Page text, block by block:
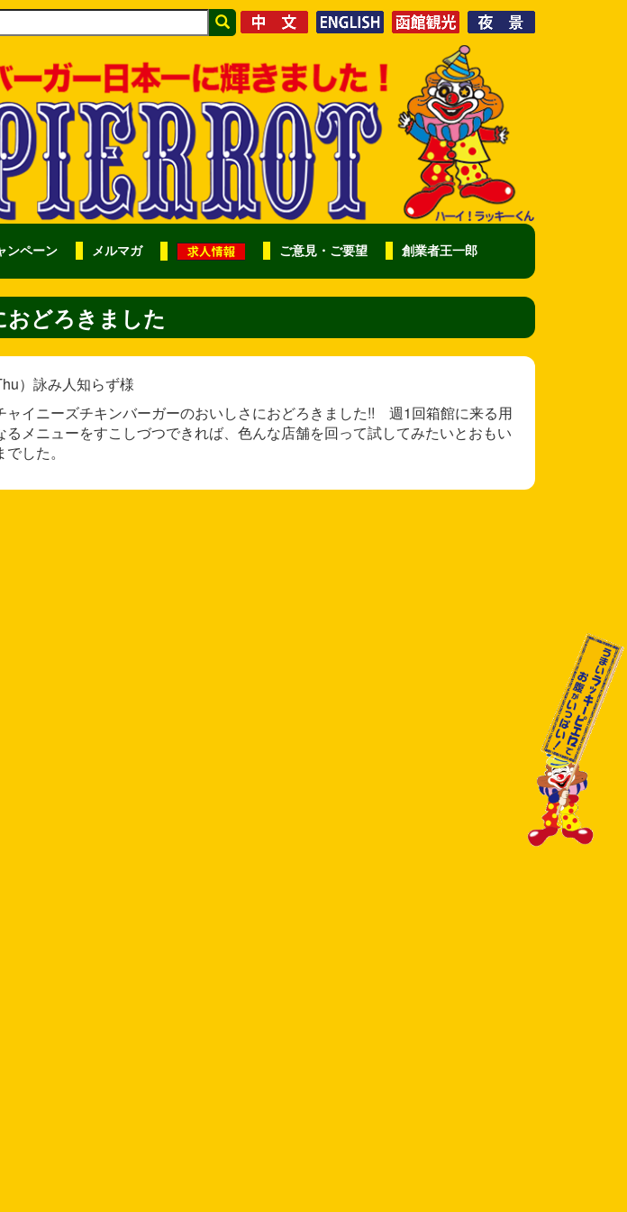
ンペーン メルマガ ご意見・ご要望 創業者王一郎
どろきました
）詠み人知らず様
ャイニーズチキンバーガーのおいしさにおどろきました!! 週1回箱館に来る用
るメニューをすこしづつできれば、色んな店舗を回って試してみたいとおもい
した。